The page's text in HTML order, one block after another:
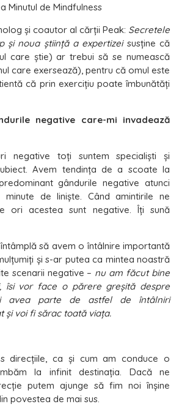
Minutul de Mindfulness
şi coautor al cărții Peak: Secretele
şi noua ştiință a expertizei susține că
care ştie) ar trebui să se numească
care exersează), pentru că omul este
că prin exercițiu poate ȋmbunătăți
negative care-mi invadează
negative toţi suntem specialişti şi
Avem tendinţa de a scoate la
gândurile negative atunci
de linişte. Când amintirile ne
ori acestea sunt negative. Îți sună
să avem o întâlnire importantă
şi s-ar putea ca mintea noastră
scenarii negative – nu am făcut bine
îsi vor face o părere greşită despre
avea parte de astfel de întâlniri
şi voi fi sărac toată viaţa.
direcțiile, ca şi cum am conduce o
la infinit destinația. Dacă ne
putem ajunge să fim noi ȋnşine
povestea de mai sus.